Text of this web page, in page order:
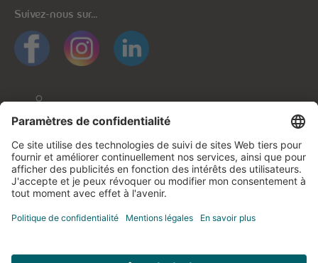
Suivez-nous sur...
Informations générales Protection des données
Politique de cookies
Mentions légales Contactez-nous